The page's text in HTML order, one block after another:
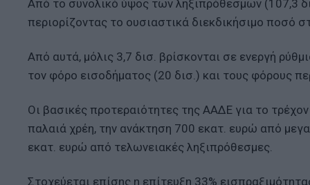
Από το συνολικό ύψος των ληξιπρόθεσμων (107,3
περιορίζοντας το ουσιαστικά διεκδικήσιμο ποσό
Από αυτά, μόλις 3,7 δισ. βρίσκονται σε ενεργή
τον φόρο εισοδήματος (20 δισ.) και τους φόρους
Οι βασικές προτεραιότητες της ΑΑΔΕ για το
παλαιά χρέη, την ανάκτηση 700 εκατ. ευρώ από
εκατ. ευρώ από τελωνειακές ληξιπρόθεσμες.
Στοχεύεται επίσης η επίτευξη 33%